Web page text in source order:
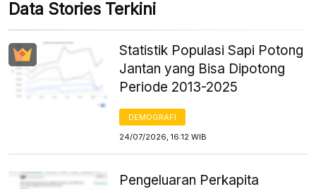
Data Stories Terkini
Statistik Populasi Sapi Potong
Jantan yang Bisa Dipotong
Periode 2013-2025
DEMOGRAFI
24/07/2026, 16:12 WIB
Pengeluaran Perkapita